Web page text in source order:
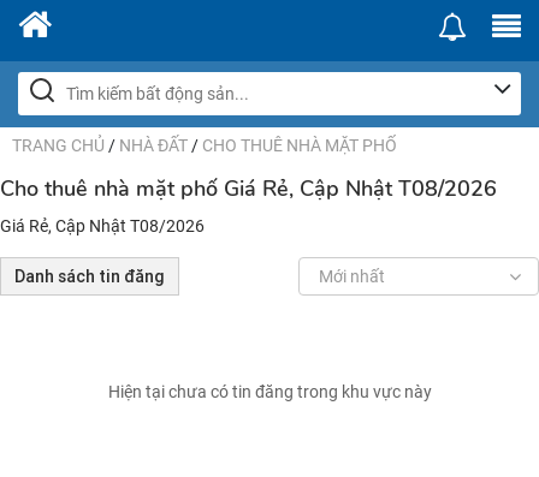
TRANG CHỦ / NHÀ ĐẤT / CHO THUÊ NHÀ MẶT PHỐ
Cho thuê nhà mặt phố Giá Rẻ, Cập Nhật T08/2026
Giá Rẻ, Cập Nhật T08/2026
Danh sách tin đăng Mới nhất
Hiện tại chưa có tin đăng trong khu vực này